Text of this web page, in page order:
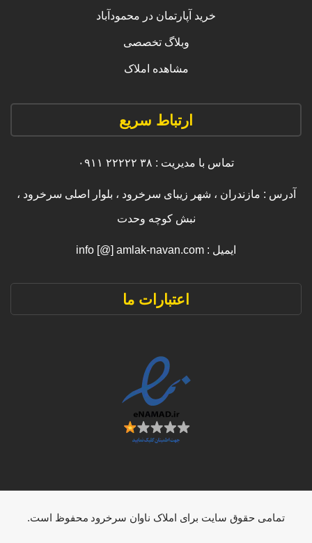
خرید آپارتمان در محمودآباد
وبلاگ تخصصی
مشاهده املاک
ارتباط سریع
تماس با مدیریت : ۳۸ ۲۲۲۲۲ ۰۹۱۱
آدرس : مازندران ، شهر زیبای سرخرود ، بلوار اصلی سرخرود ،
نبش کوچه وحدت
ایمیل : info [@] amlak-navan.com
اعتبارات ما
تمامی حقوق سایت برای املاک ناوان سرخرود محفوظ است.